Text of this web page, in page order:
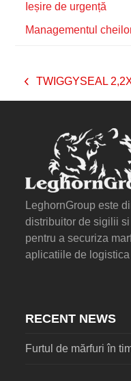
Ieșire de urgență
Managementul
previous
TWIGGYSEAL
LeghornGroup este
distribuitor de sigilii
pentru a securiza
aplicatiile de logistica
RECENT NEWS
Furtul de mărfuri în